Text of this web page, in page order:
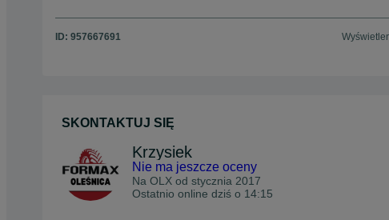
ID: 957667691
SKONTAKTUJ SIĘ
Krzysiek
Nie ma jeszcze oceny
Na OLX od stycznia 2017
Ostatnio online dziś o 14:15